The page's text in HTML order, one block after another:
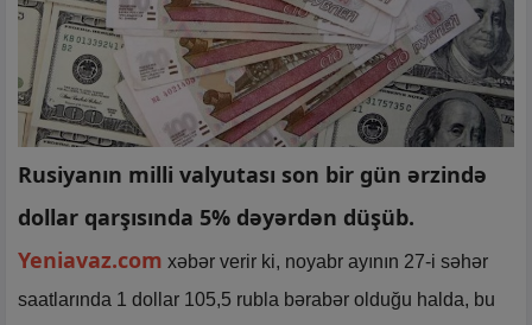
Rusiyanın milli valyutası son bir gün ərzində
dollar qarşısında 5% dəyərdən düşüb.
Yeniavaz.com xəbər verir ki, noyabr ayının 27-i səhər
saatlarında 1 dollar 105,5 rubla bərabər olduğu halda, bu